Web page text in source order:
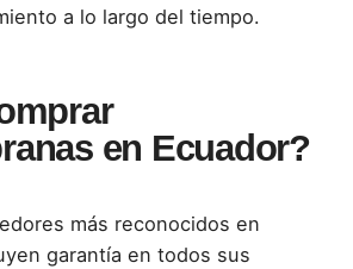
a lo largo del tiempo.
en Ecuador?
más reconocidos en
garantía en todos sus